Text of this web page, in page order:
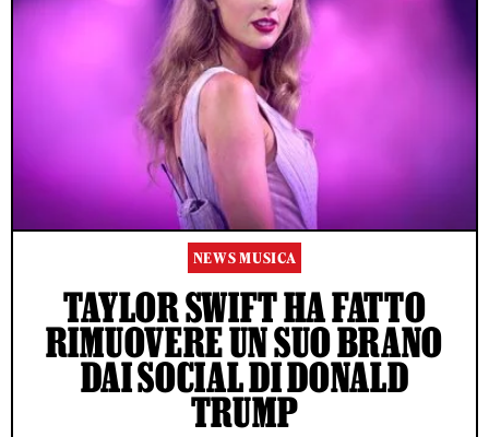
NEWS MUSICA
TAYLOR SWIFT HA FATTO
RIMUOVERE UN SUO BRANO
DAI SOCIAL DI DONALD
TRUMP